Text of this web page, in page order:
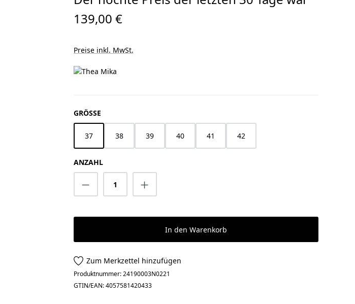
139,00 €
Preise inkl. MwSt.
GRÖSSE AUSWÄHLEN
37 38 39 40 41 42
ANZAHL
Produkt Anzahl: Gib den gewünschten Wert
In den Warenkorb
Zum Merkzettel hinzufügen
Produktnummer:24190003N0221
GTIN/EAN:4057581420433